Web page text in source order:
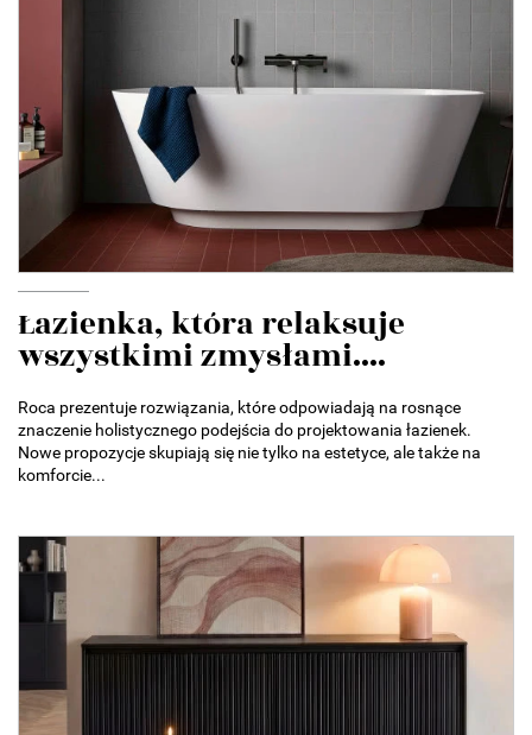
Łazienka, która relaksuje
wszystkimi zmysłami....
Roca prezentuje rozwiązania, które odpowiadają na rosnące
znaczenie holistycznego podejścia do projektowania łazienek.
Nowe propozycje skupiają się nie tylko na estetyce, ale także na
komforcie...